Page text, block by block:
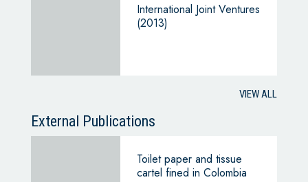
International Joint Ventures
(2013)
VIEW ALL
External Publications
Toilet paper and tissue
cartel fined in Colombia